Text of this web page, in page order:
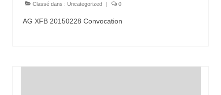
Classé dans : Uncategorized | 0
AG XFB 20150228 Convocation